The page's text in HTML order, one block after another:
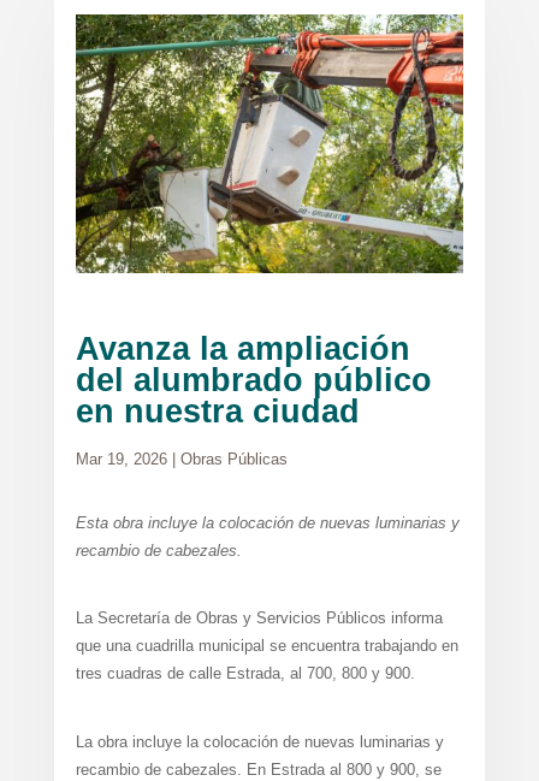
Avanza la ampliación
del alumbrado público
en nuestra ciudad
Mar 19, 2026| Obras Públicas
Esta obra incluye la colocación de nuevas luminarias y
recambio de cabezales.
La Secretaría de Obras y Servicios Públicos informa
que una cuadrilla municipal se encuentra trabajando en
tres cuadras de calle Estrada, al 700, 800 y 900.
La obra incluye la colocación de nuevas luminarias y
recambio de cabezales. En Estrada al 800 y 900, se